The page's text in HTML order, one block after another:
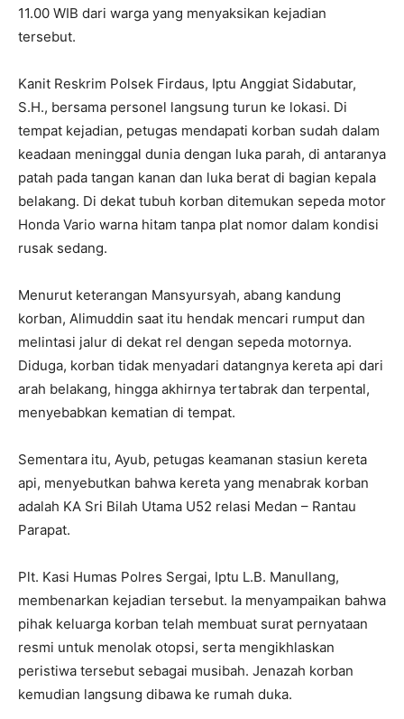
11.00 WIB dari warga yang menyaksikan kejadian
tersebut.
Kanit Reskrim Polsek Firdaus, Iptu Anggiat Sidabutar,
S.H., bersama personel langsung turun ke lokasi. Di
tempat kejadian, petugas mendapati korban sudah dalam
keadaan meninggal dunia dengan luka parah, di antaranya
patah pada tangan kanan dan luka berat di bagian kepala
belakang. Di dekat tubuh korban ditemukan sepeda motor
Honda Vario warna hitam tanpa plat nomor dalam kondisi
rusak sedang.
Menurut keterangan Mansyursyah, abang kandung
korban, Alimuddin saat itu hendak mencari rumput dan
melintasi jalur di dekat rel dengan sepeda motornya.
Diduga, korban tidak menyadari datangnya kereta api dari
arah belakang, hingga akhirnya tertabrak dan terpental,
menyebabkan kematian di tempat.
Sementara itu, Ayub, petugas keamanan stasiun kereta
api, menyebutkan bahwa kereta yang menabrak korban
adalah KA Sri Bilah Utama U52 relasi Medan – Rantau
Parapat.
Plt. Kasi Humas Polres Sergai, Iptu L.B. Manullang,
membenarkan kejadian tersebut. Ia menyampaikan bahwa
pihak keluarga korban telah membuat surat pernyataan
resmi untuk menolak otopsi, serta mengikhlaskan
peristiwa tersebut sebagai musibah. Jenazah korban
kemudian langsung dibawa ke rumah duka.